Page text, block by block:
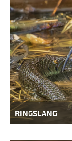
RINGSLANG